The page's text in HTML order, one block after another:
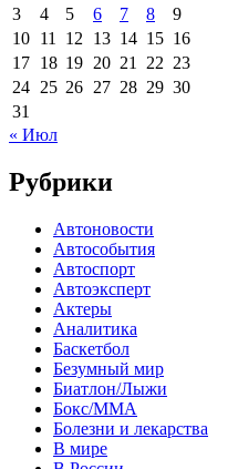
3
4 5 6 7 8
9
10 11 12 13 14 15 16
17 18 19 20 21 22 23
24 25 26 27 28 29 30
31
« Июл
Рубрики
Автоновости
Автособытия
Автоспорт
Автоэксперт
Актеры
Аналитика
Баскетбол
Безумный мир
Биатлон/Лыжи
Бокс/MMA
Болезни и лекарства
В мире